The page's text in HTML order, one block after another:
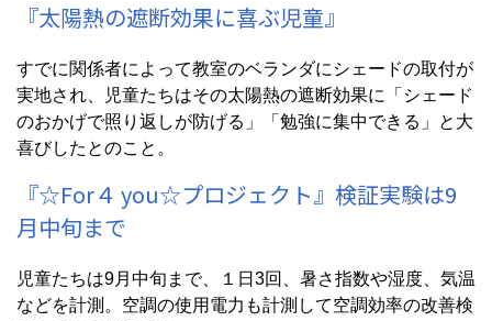
『太陽熱の遮断効果に喜ぶ児童』
すでに関係者によって教室のベランダにシェードの取付が
実地され、児童たちはその太陽熱の遮断効果に「シェード
のおかげで照り返しが防げる」「勉強に集中できる」と大
喜びしたとのこと。
『☆For４ you☆プロジェクト』検証実験は9
月中旬まで
児童たちは9月中旬まで、１日3回、暑さ指数や湿度、気温
などを計測。空調の使用電力も計測して空調効率の改善検